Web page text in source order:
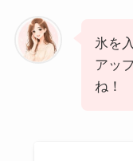
氷を
アッ
ね！